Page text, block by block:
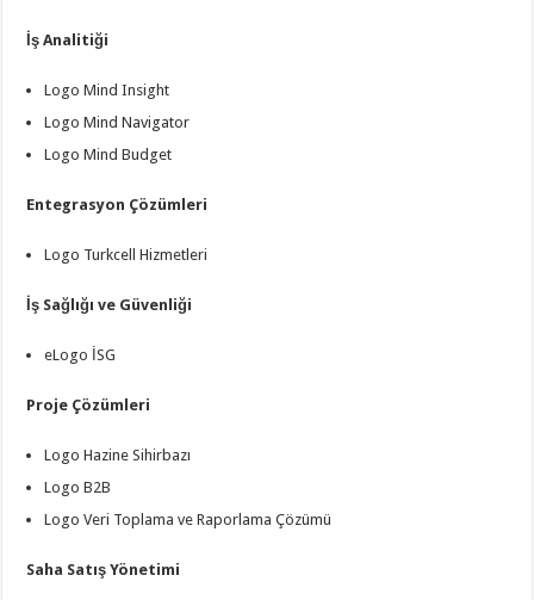
İş Analitiği
Logo Mind Insight
Logo Mind Navigator
Logo Mind Budget
Entegrasyon Çözümleri
Logo Turkcell Hizmetleri
İş Sağlığı ve Güvenliği
eLogo İSG
Proje Çözümleri
Logo Hazine Sihirbazı
Logo B2B
Logo Veri Toplama ve Raporlama Çözümü
Saha Satış Yönetimi